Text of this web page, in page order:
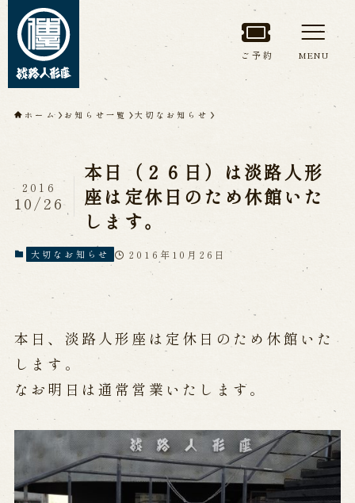
トップページ
淡路人形座について
淡路人形座とは
座員紹介
人間国宝 故鶴澤友路師匠
淡路人形座の成り立ち
淡路人形座で研修した人々
淡路人形浄瑠璃を受け継いで
公演カレンダー
開催中の公演
近日開催の公演
出張公演
出張公演
学校公演
海外旅行客向け特別公演「くにうみ」
ご予約 MENU
ホーム お知らせ一覧 大切なお知らせ
本日（２６日）は淡路人形
座は定休日のため休館いた
します。
2016
10/26
大切なお知らせ 2016年10月26日
本日、淡路人形座は定休日のため休館いた
します。
なお明日は通常営業いたします。